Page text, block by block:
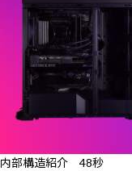
内部構造紹介 48秒